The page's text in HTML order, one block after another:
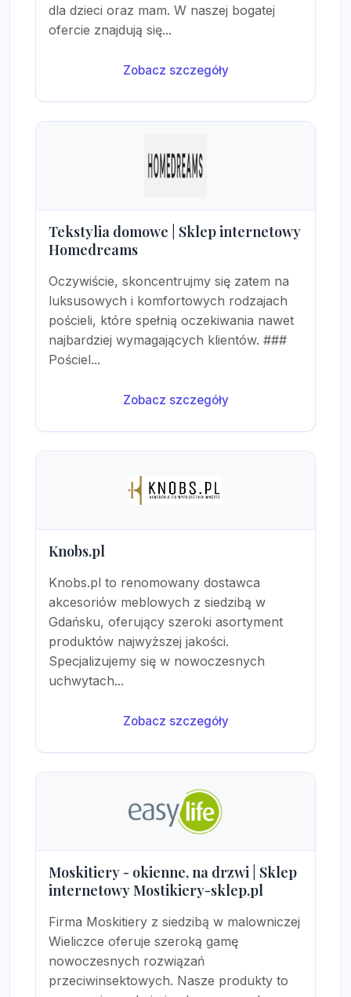
dla dzieci oraz mam. W naszej bogatej
ofercie znajdują się...
Zobacz szczegóły
Tekstylia domowe | Sklep internetowy
Homedreams
Oczywiście, skoncentrujmy się zatem na
luksusowych i komfortowych rodzajach
pościeli, które spełnią oczekiwania nawet
najbardziej wymagających klientów. ###
Pościel...
Zobacz szczegóły
Knobs.pl
Knobs.pl to renomowany dostawca
akcesoriów meblowych z siedzibą w
Gdańsku, oferujący szeroki asortyment
produktów najwyższej jakości.
Specjalizujemy się w nowoczesnych
uchwytach...
Zobacz szczegóły
Moskitiery - okienne, na drzwi | Sklep
internetowy Mostikiery-sklep.pl
Firma Moskitiery z siedzibą w malowniczej
Wieliczce oferuje szeroką gamę
nowoczesnych rozwiązań
przeciwinsektowych. Nasze produkty to